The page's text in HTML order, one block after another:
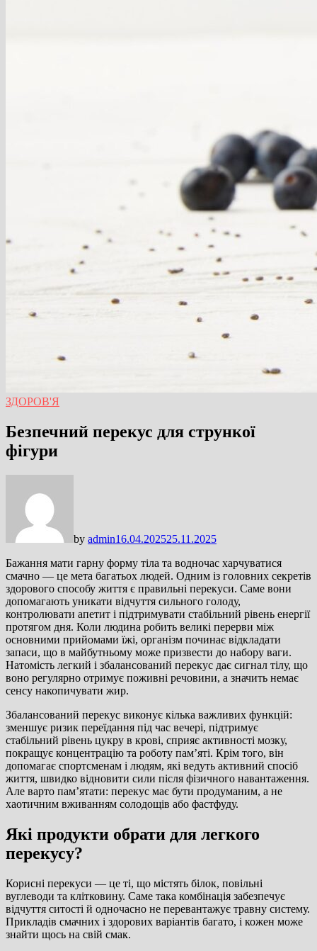
ЗДОРОВ'Я
Безпечний перекус для стрункої
фігури
by admin16.04.202525.11.2025
Бажання мати гарну форму тіла та водночас харчуватися
смачно — це мета багатьох людей. Одним із головних секретів
здорового способу життя є правильні перекуси. Саме вони
допомагають уникати відчуття сильного голоду,
контролювати апетит і підтримувати стабільний рівень енергії
протягом дня. Коли людина робить великі перерви між
основними прийомами їжі, організм починає відкладати
запаси, що в майбутньому може призвести до набору ваги.
Натомість легкий і збалансований перекус дає сигнал тілу, що
воно регулярно отримує поживні речовини, а значить немає
сенсу накопичувати жир.
Збалансований перекус виконує кілька важливих функцій:
зменшує ризик переїдання під час вечері, підтримує
стабільний рівень цукру в крові, сприяє активності мозку,
покращує концентрацію та роботу пам’яті. Крім того, він
допомагає спортсменам і людям, які ведуть активний спосіб
життя, швидко відновити сили після фізичного навантаження.
Але варто пам’ятати: перекус має бути продуманим, а не
хаотичним вживанням солодощів або фастфуду.
Які продукти обрати для легкого
перекусу?
Корисні перекуси — це ті, що містять білок, повільні
вуглеводи та клітковину. Саме така комбінація забезпечує
відчуття ситості й одночасно не перевантажує травну систему.
Прикладів смачних і здорових варіантів багато, і кожен може
знайти щось на свій смак.